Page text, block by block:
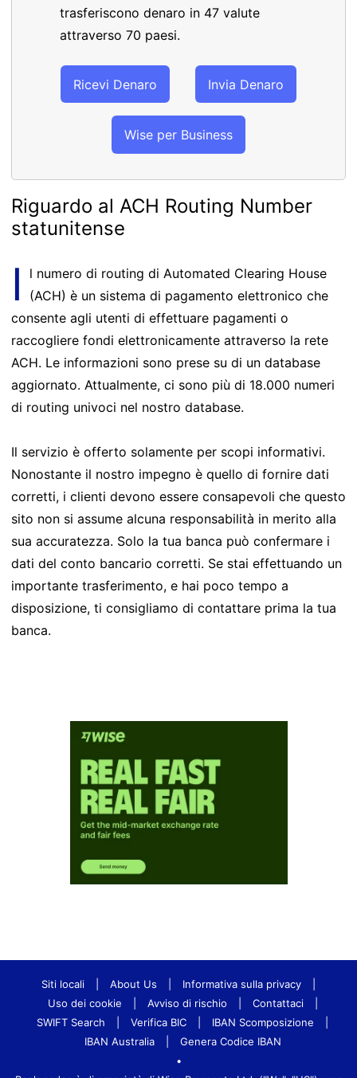
trasferiscono denaro in 47 valute
attraverso 70 paesi.
Ricevi Denaro Invia Denaro
Wise per Business
Riguardo al ACH Routing Number
statunitense
I
l numero di routing di Automated Clearing House
(ACH) è un sistema di pagamento elettronico che
consente agli utenti di effettuare pagamenti o
raccogliere fondi elettronicamente attraverso la rete
ACH. Le informazioni sono prese su di un database
aggiornato. Attualmente, ci sono più di 18.000 numeri
di routing univoci nel nostro database.
Il servizio è offerto solamente per scopi informativi.
Nonostante il nostro impegno è quello di fornire dati
corretti, i clienti devono essere consapevoli che questo
sito non si assume alcuna responsabilità in merito alla
sua accuratezza. Solo la tua banca può confermare i
dati del conto bancario corretti. Se stai effettuando un
importante trasferimento, e hai poco tempo a
disposizione, ti consigliamo di contattare prima la tua
banca.
Siti locali About Us Informativa sulla privacy
Uso dei cookie
Avviso di rischio Contattaci
SWIFT Search
Verifica BIC IBAN Scomposizione
IBAN Australia
Genera Codice IBAN
•